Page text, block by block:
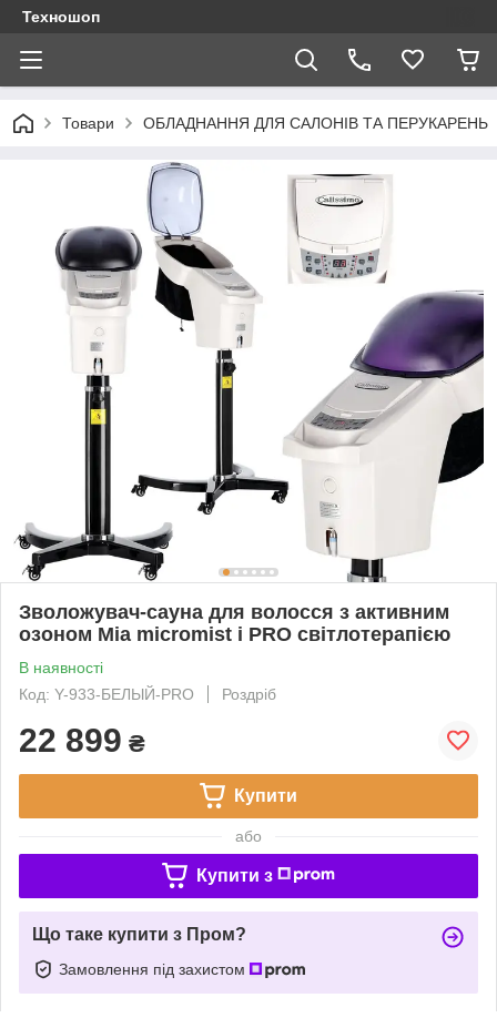
Техношоп
Товари ОБЛАДНАННЯ ДЛЯ САЛОНІВ ТА ПЕРУКАРЕНЬ
Зволожувач-сауна для волосся з активним
озоном Mia micromist і PRO світлотерапією
В наявності
Код: Y-933-БЕЛЫЙ-PRO
Роздріб
22 899 ₴
Купити
або
Купити з
Що таке купити з Пром?
Замовлення під захистом